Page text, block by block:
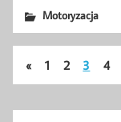
Motoryzacja
« 1 2 3 4